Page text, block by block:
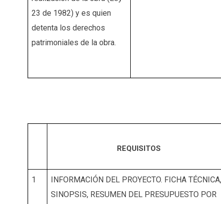
23 de 1982) y es quien
detenta los derechos
patrimoniales de la obra.
REQUISITOS
1
INFORMACIÓN DEL PROYECTO. FICHA TÉCNICA,
SINOPSIS, RESUMEN DEL PRESUPUESTO POR